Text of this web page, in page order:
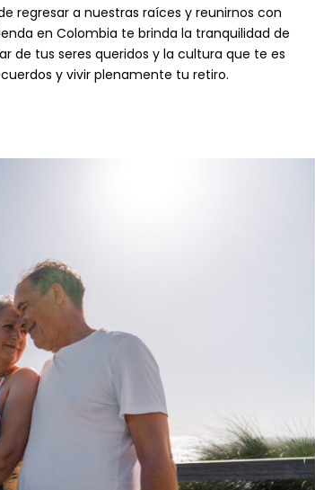
regresar a nuestras raíces y reunirnos con
en Colombia te brinda la tranquilidad de
de tus seres queridos y la cultura que te es
y vivir plenamente tu retiro.